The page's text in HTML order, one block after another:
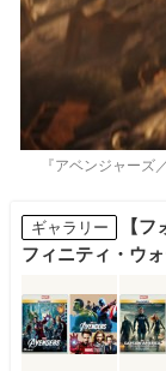
『アベンジャー
ギャラリー
【
フィニティ・ウ